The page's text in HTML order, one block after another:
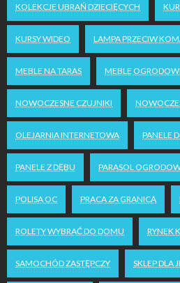
KOLEKCJE UBRAŃ DZIECIĘCYCH
KURSY WIDEO LAMPA PRZECIW
MEBLE NA TARAS MEBLE
NOWOCZESNE CZUJNIKI
OLEJARNIA INTERNETOWA PANELE
PANELE Z DĘBU PARASOL
POLISA OC PRACA ZA GRANICĄ
ROLETY WYBRAĆ DO DOMU RYNEK
SAMOCHÓD ZASTĘPCZY SKLEP DLA